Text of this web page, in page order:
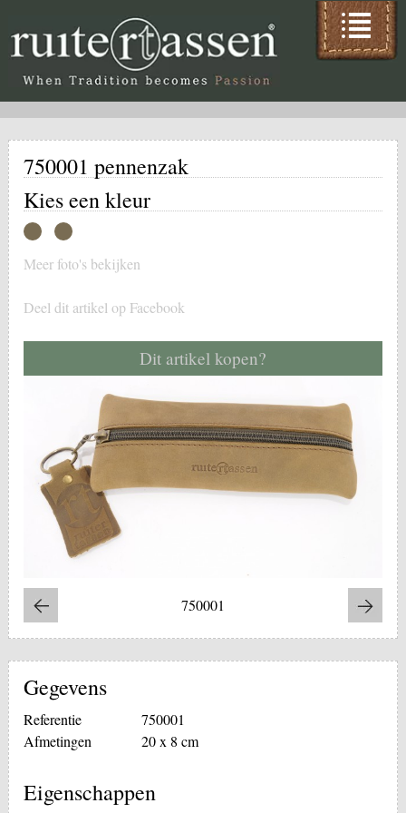
750001 pennenzak
Kies een kleur
Meer foto's bekijken
Deel dit artikel op Facebook
Dit artikel kopen?
750001
Gegevens
Referentie
750001
Afmetingen
20 x 8 cm
Eigenschappen